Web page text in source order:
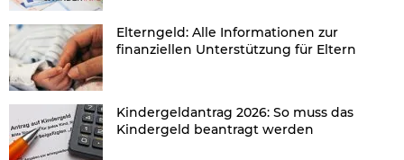
Elterngeld: Alle Informationen zur
finanziellen Unterstützung für Eltern
Kindergeldantrag 2026: So muss das
Kindergeld beantragt werden